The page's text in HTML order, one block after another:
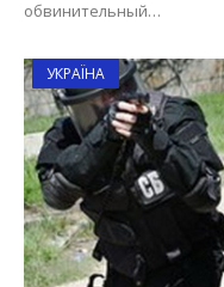
обвинительный…
УКРАЇНА